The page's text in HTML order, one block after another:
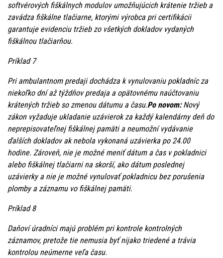
softvérových fiškálnych modulov umožňujúcich krátenie tržieb a
zavádza fiškálne tlačiarne, ktorými výrobca pri certifikácii
garantuje evidenciu tržieb zo všetkých dokladov vydaných
fiškálnou tlačiarňou.
Príklad 7
Pri ambulantnom predaji dochádza k vynulovaniu pokladníc za
niekoľko dní až týždňov predaja a opätovnému naúčtovaniu
krátených tržieb so zmenou dátumu a času.Po novom:Nový
zákon vyžaduje ukladanie uzávierok za každý kalendárny deň do
neprepisovateľnej fiškálnej pamäti a neumožní vydávanie
ďalších dokladov ak nebola vykonaná uzávierka po 24.00
hodine. Zároveň, nie je možné meniť dátum a čas v pokladnici
alebo fiškálnej tlačiarni na skorší, ako dátum poslednej
uzávierky a nie je možné vynulovať pokladnicu bez porušenia
plomby a záznamu vo fiškálnej pamäti.
Príklad 8
Daňoví úradníci majú problém pri kontrole kontrolných
záznamov, pretože tie nemusia byť nijako triedené a trávia
kontrolou neúmerne veľa času.